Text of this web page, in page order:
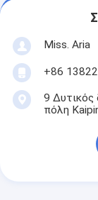
Miss. Aria
+86
9 Δυτικός
πόλη